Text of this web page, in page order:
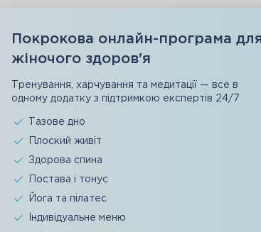
Покрокова онлайн-програма
жіночого здоров'я
Тренування, харчування та медитації — все в
одному додатку з підтримкою експертів 24/7
Тазове дно
Плоский живіт
Здорова спина
Постава і тонус
Йога та пілатес
Індивідуальне меню